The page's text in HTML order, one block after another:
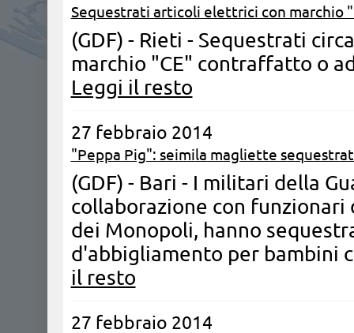
Sequestrati articoli elettrici con marchio
(GDF) - Rieti - Sequestrati
marchio "CE" contraffatto o
Leggi il resto
27 febbraio 2014
"Peppa Pig": seimila magliette
(GDF) - Bari - I militari della
collaborazione con
dei Monopoli, hanno
d'abbigliamento per bambini
il resto
27 febbraio 2014